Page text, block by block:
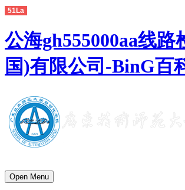
51La
公海gh555000aa线路
国)有限公司-BinG百
Open Menu